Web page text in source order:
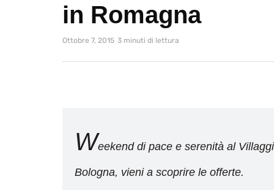
in Romagna
Ottobre 7, 2015 3 minuti di lettura
Weekend di pace e serenità al
Bologna, vieni a scoprire le offerte.